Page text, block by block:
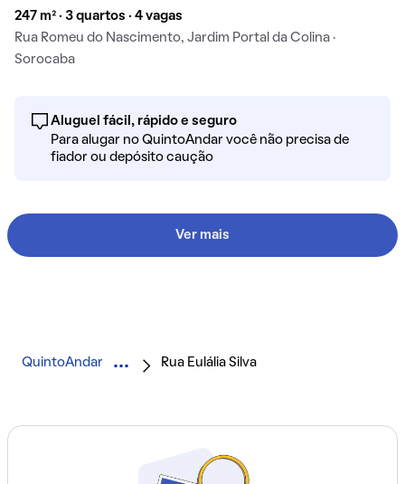
247 m² · 3 quartos · 4 vagas
Rua Romeu do Nascimento, Jardim Portal da Colina ·
Sorocaba
Aluguel fácil, rápido e seguro
Para alugar no QuintoAndar você não precisa de
fiador ou depósito caução
Ver mais
QuintoAndar Rua Eulália Silva